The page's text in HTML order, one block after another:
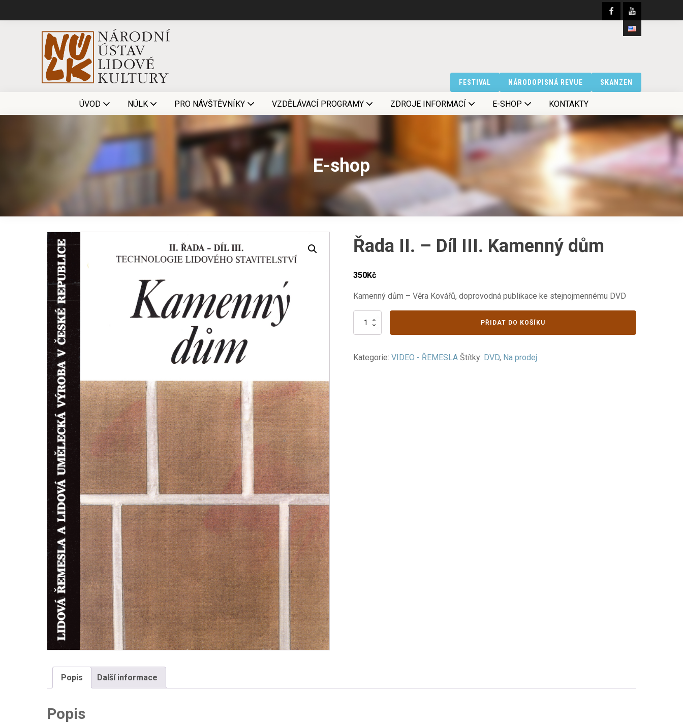
FESTIVAL NÁRODOPISNÁ REVUE SKANZEN
ÚVOD NÚLK PRO NÁVŠTĚVNÍKY VZDĚLÁVACÍ PROGRAMY ZDROJE INFORMACÍ E-SHOP KONTAKTY
E-shop
Řada II. – Díl III. Kamenný dům
350Kč
Kamenný dům – Věra Kovářů, doprovodná publikace ke stejnojmennému DVD
Řada
III.
PŘIDAT DO KOŠÍKU
Kategorie:VIDEO - ŘEMESLA Štítky: DVD, Na prodej
Popis Další informace
Popis